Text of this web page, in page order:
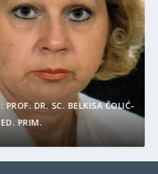
DR. SC. BELKISA ČOLIĆ-